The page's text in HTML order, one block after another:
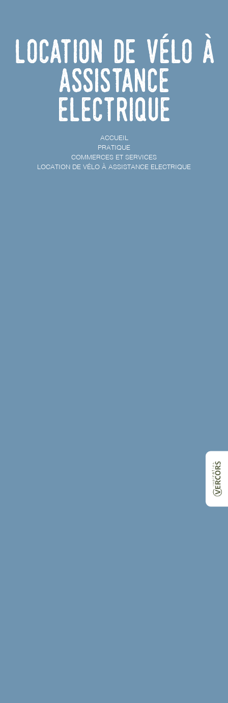
Location de vélo à
Assistance
Electrique
ACCUEIL
PRATIQUE
COMMERCES ET SERVICES
LOCATION DE VÉLO À ASSISTANCE ELECTRIQUE